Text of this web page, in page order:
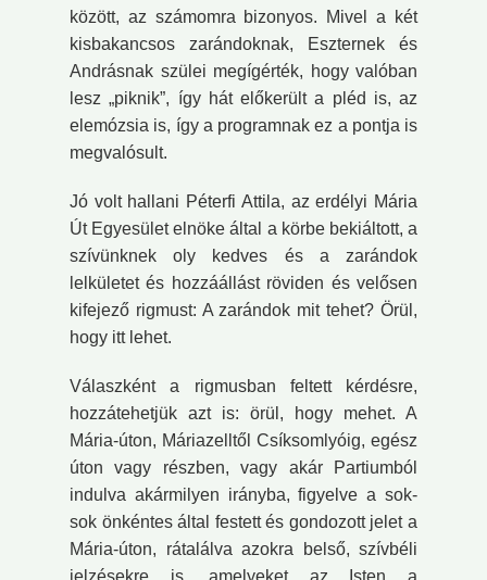
között, az számomra bizonyos. Mivel a két
kisbakancsos zarándoknak, Eszternek és
Andrásnak szülei megígérték, hogy valóban
lesz „piknik”, így hát előkerült a pléd is, az
elemózsia is, így a programnak ez a pontja is
megvalósult.
Jó volt hallani Péterfi Attila, az erdélyi Mária
Út Egyesület elnöke által a körbe bekiáltott, a
szívünknek oly kedves és a zarándok
lelkületet és hozzáállást röviden és velősen
kifejező rigmust: A zarándok mit tehet? Örül,
hogy itt lehet.
Válaszként a rigmusban feltett kérdésre,
hozzátehetjük azt is: örül, hogy mehet. A
Mária-úton, Máriazelltől Csíksomlyóig, egész
úton vagy részben, vagy akár Partiumból
indulva akármilyen irányba, figyelve a sok-
sok önkéntes által festett és gondozott jelet a
Mária-úton, rátalálva azokra belső, szívbéli
jelzésekre is, amelyeket az Isten a